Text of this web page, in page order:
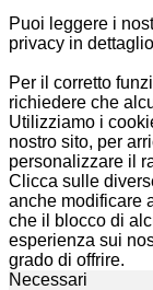
Puoi leggere i
privacy in
Per il corretto
richiedere che
Utilizziamo i
nostro sito, per
personalizzare il
Clicca sulle
anche modificare
che il blocco di
esperienza sui
grado di offrire.
Necessari